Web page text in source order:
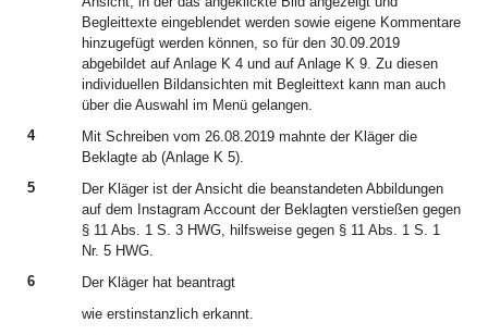
Begleittexte eingeblendet werden sowie eigene Kommentare
hinzugefügt werden können, so für den 30.09.2019
abgebildet auf Anlage K 4 und auf Anlage K 9. Zu diesen
individuellen Bildansichten mit Begleittext kann man auch
über die Auswahl im Menü gelangen.
4
Mit Schreiben vom 26.08.2019 mahnte der Kläger die
Beklagte ab (Anlage K 5).
5
Der Kläger ist der Ansicht die beanstandeten Abbildungen
auf dem Instagram Account der Beklagten verstießen gegen
§ 11 Abs. 1 S. 3 HWG, hilfsweise gegen § 11 Abs. 1 S. 1
Nr. 5 HWG.
6
Der Kläger hat beantragt
wie erstinstanzlich erkannt.